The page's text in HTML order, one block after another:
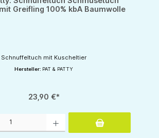
Greifling 100% kbA Baumwolle
Schnuffeltuch mit Kuscheltier
Hersteller: PAT & PATTY
23,90 €*